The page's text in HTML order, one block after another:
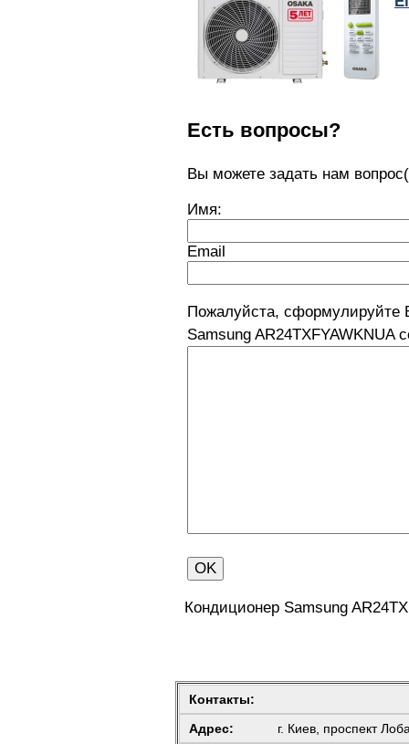
Есть вопросы?
Вы можете задать нам
Имя:
Email
Пожалуйста, сформулируйте
Samsung AR24TXFYAWKNUA
Кондиционер Samsung
Контакты:
Адрес:
г. Киев, проспект